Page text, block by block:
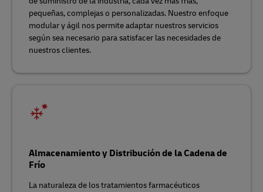
pequeñas, complejas o personalizadas. Nuestro enfoque
modular y ágil nos permite adaptar nuestros servicios
según sea necesario para satisfacer las necesidades de
nuestros clientes.
Almacenamiento y Distribución de la Cadena de
Frío
La naturaleza de los tratamientos farmacéuticos